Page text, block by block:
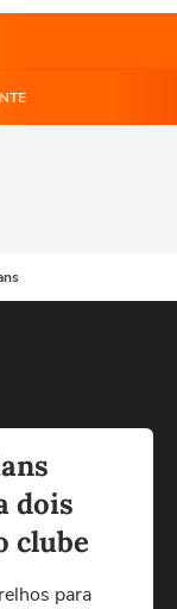
dois
clube
para